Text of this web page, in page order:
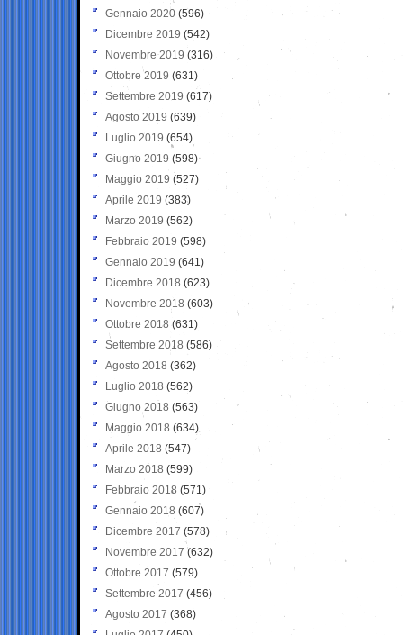
Gennaio 2020 (596)
Dicembre 2019 (542)
Novembre 2019 (316)
Ottobre 2019 (631)
Settembre 2019 (617)
Agosto 2019 (639)
Luglio 2019 (654)
Giugno 2019 (598)
Maggio 2019 (527)
Aprile 2019 (383)
Marzo 2019 (562)
Febbraio 2019 (598)
Gennaio 2019 (641)
Dicembre 2018 (623)
Novembre 2018 (603)
Ottobre 2018 (631)
Settembre 2018 (586)
Agosto 2018 (362)
Luglio 2018 (562)
Giugno 2018 (563)
Maggio 2018 (634)
Aprile 2018 (547)
Marzo 2018 (599)
Febbraio 2018 (571)
Gennaio 2018 (607)
Dicembre 2017 (578)
Novembre 2017 (632)
Ottobre 2017 (579)
Settembre 2017 (456)
Agosto 2017 (368)